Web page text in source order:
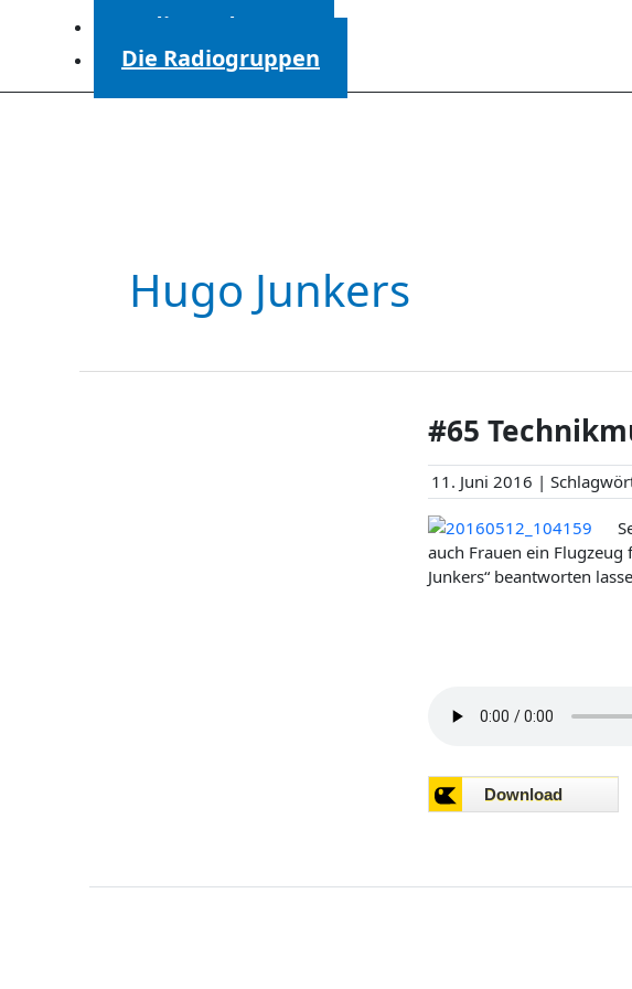
Radiosendungen
Die Radiogruppen
Hugo Junkers
#65
11. Juni 2016 |
auch Frauen ein
Junkers“ beantworten